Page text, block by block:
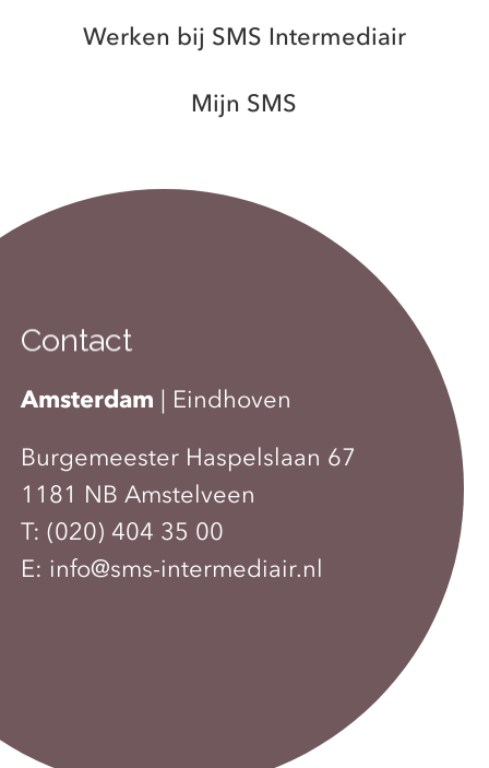
Werken bij SMS Intermediair
Mijn SMS
Contact
Amsterdam | Eindhoven
Burgemeester Haspelslaan 67
1181 NB Amstelveen
T:(020) 404 35 00
E: info@sms-intermediair.nl